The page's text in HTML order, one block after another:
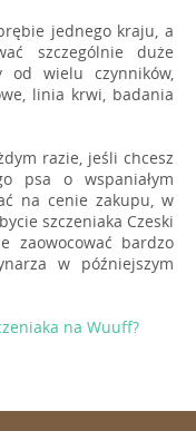
jednego kraju, a
szczególnie duże
od wielu czynników,
linia krwi, badania
razie, jeśli chcesz
psa o wspaniałym
na cenie zakupu, w
szczeniaka Czeski
zaowocować bardzo
w późniejszym
na Wuuff?